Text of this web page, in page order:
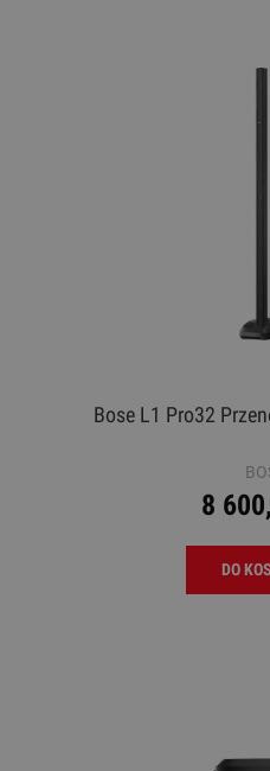
Bose L1 Pro32
8
DO